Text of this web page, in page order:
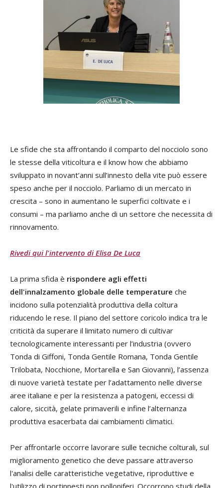
Le sfide che sta affrontando il comparto del nocciolo sono
le stesse della viticoltura e il know how che abbiamo
sviluppato in novant’anni sull’innesto della vite può essere
speso anche per il nocciolo. Parliamo di un mercato in
crescita – sono in aumentano le superfici coltivate e i
consumi – ma parliamo anche di un settore che necessita di
rinnovamento.
Rivedi qui l'intervento di Elisa De Luca
La prima sfida è rispondere agli effetti
dell'innalzamento globale delle temperature che
incidono sulla potenzialità produttiva della coltura
riducendo le rese. Il piano del settore coricolo indica tra le
criticità da superare il limitato numero di cultivar
tecnologicamente interessanti per l’industria (ovvero
Tonda di Giffoni, Tonda Gentile Romana, Tonda Gentile
Trilobata, Nocchione, Mortarella e San Giovanni), l’assenza
di nuove varietà testate per l’adattamento nelle diverse
aree italiane e per la resistenza a patogeni, eccessi di
calore, siccità, gelate primaverili e infine l’alternanza
produttiva esacerbata dai cambiamenti climatici.
Per affrontarle occorre lavorare sulle tecniche colturali, sul
miglioramento genetico che deve passare attraverso
l'analisi delle caratteristiche vegetative, riproduttive e